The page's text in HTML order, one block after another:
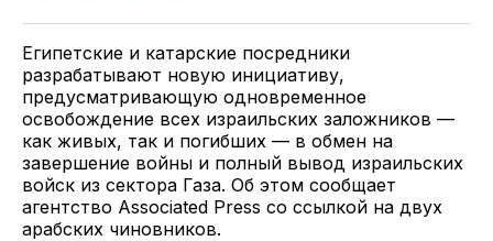
TwitterFacebookTelegramподелитесь
Египетские и катарские посредники
разрабатывают новую инициативу,
предусматривающую одновременное
освобождение всех израильских заложников —
как живых, так и погибших — в обмен на
завершение войны и полный вывод израильских
войск из сектора Газа. Об этом сообщает
агентство Associated Press со ссылкой на двух
арабских чиновников.